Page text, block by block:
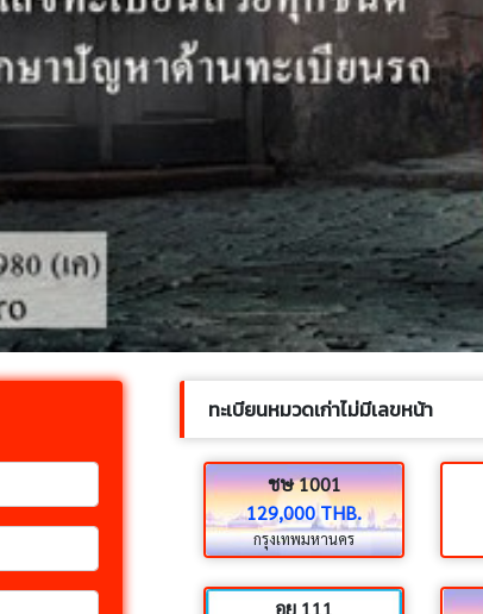
ทะเบียนหมวดเก่าไม่มีเลขหน้า
ชษ 1001
129,000 THB.
กรุงเทพมหานคร
อย 111